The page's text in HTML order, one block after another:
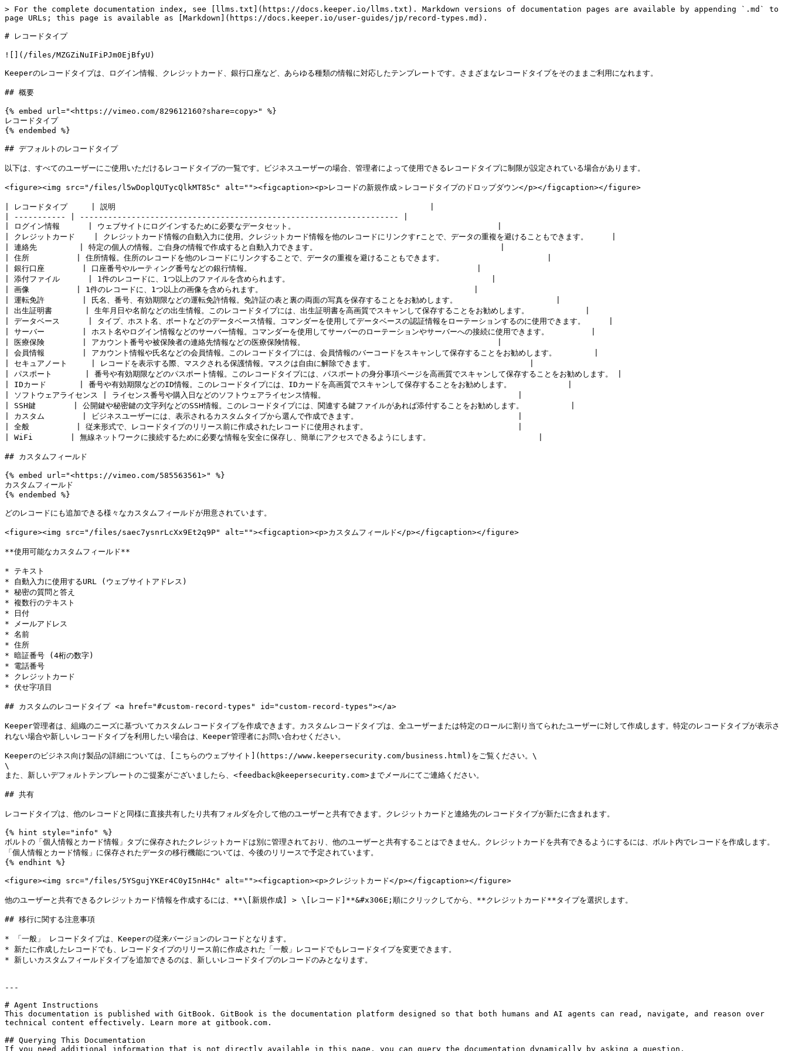
> For the complete documentation index, see [llms.txt](https://docs.keeper.io/llms.txt). Markdown versions of documentation pages are available by appending `.md` to
page URLs; this page is available as [Markdown](https://docs.keeper.io/user-guides/jp/record-types.md).
# レコードタイプ
![](/files/MZGZiNuIFiPJm0EjBfyU)
Keeperのレコードタイプは、ログイン情報、クレジットカード、銀行口座など、あらゆる種類の情報に対応したテンプレートです。さまざまなレコードタイプをそのままご利用になれます。
## 概要
{% embed url="<https://vimeo.com/829612160?share=copy>" %}
レコードタイプ
{% endembed %}
## デフォルトのレコードタイプ
以下は、すべてのユーザーにご使用いただけるレコードタイプの一覧です。ビジネスユーザーの場合、管理者によって使用できるレコードタイプに制限が設定されている場合があります。
<figure><img src="/files/l5wDoplQUTycQlkMT85c" alt=""><figcaption><p>レコードの新規作成＞レコードタイプのドロップダウン</p></figcaption></figure>
| レコードタイプ     | 説明                                                                   |
| ----------- | -------------------------------------------------------------------- |
| ログイン情報      | ウェブサイトにログインするために必要なデータセット。                                           |
| クレジットカード    | クレジットカード情報の自動入力に使用。クレジットカード情報を他のレコードにリンクすrことで、データの重複を避けることもできます。     |
| 連絡先         | 特定の個人の情報。ご自身の情報で作成すると自動入力できます。                                       |
| 住所          | 住所情報。住所のレコードを他のレコードにリンクすることで、データの重複を避けることもできます。                      |
| 銀行口座        | 口座番号やルーティング番号などの銀行情報。                                                |
| 添付ファイル      | 1件のレコードに、1つ以上のファイルを含められます。                                           |
| 画像          | 1件のレコードに、1つ以上の画像を含められます。                                             |
| 運転免許        | 氏名、番号、有効期限などの運転免許情報。免許証の表と裏の両面の写真を保存することをお勧めします。                     |
| 出生証明書       | 生年月日や名前などの出生情報。このレコードタイプには、出生証明書を高画質でスキャンして保存することをお勧めします。            |
| データベース      | タイプ、ホスト名、ポートなどのデータベース情報。コマンダーを使用してデータベースの認証情報をローテーションするのに使用できます。     |
| サーバー        | ホスト名やログイン情報などのサーバー情報。コマンダーを使用してサーバーのローテーションやサーバーへの接続に使用できます。         |
| 医療保険        | アカウント番号や被保険者の連絡先情報などの医療保険情報。                                         |
| 会員情報        | アカウント情報や氏名などの会員情報。このレコードタイプには、会員情報のバーコードをスキャンして保存することをお勧めします。        |
| セキュアノート     | レコードを表示する際、マスクされる保護情報。マスクは自由に解除できます。                                 |
| パスポート       | 番号や有効期限などのパスポート情報。このレコードタイプには、パスポートの身分事項ページを高画質でスキャンして保存することをお勧めします。 |
| IDカード       | 番号や有効期限などのID情報。このレコードタイプには、IDカードを高画質でスキャンして保存することをお勧めします。            |
| ソフトウェアライセンス | ライセンス番号や購入日などのソフトウェアライセンス情報。                                         |
| SSH鍵        | 公開鍵や秘密鍵の文字列などのSSH情報。このレコードタイプには、関連する鍵ファイルがあれば添付することをお勧めします。          |
| カスタム        | ビジネスユーザーには、表示されるカスタムタイプから選んで作成できます。                                  |
| 全般          | 従来形式で、レコードタイプのリリース前に作成されたレコードに使用されます。                                |
| WiFi        | 無線ネットワークに接続するために必要な情報を安全に保存し、簡単にアクセスできるようにします。                       |
## カスタムフィールド
{% embed url="<https://vimeo.com/585563561>" %}
カスタムフィールド
{% endembed %}
どのレコードにも追加できる様々なカスタムフィールドが用意されています。
<figure><img src="/files/saec7ysnrLcXx9Et2q9P" alt=""><figcaption><p>カスタムフィールド</p></figcaption></figure>
**使用可能なカスタムフィールド**
* テキスト
* 自動入力に使用するURL (ウェブサイトアドレス)
* 秘密の質問と答え
* 複数行のテキスト
* 日付
* メールアドレス
* 名前
* 住所
* 暗証番号 (4桁の数字)
* 電話番号
* クレジットカード
* 伏せ字項目
## カスタムのレコードタイプ <a href="#custom-record-types" id="custom-record-types"></a>
Keeper管理者は、組織のニーズに基づいてカスタムレコードタイプを作成できます。カスタムレコードタイプは、全ユーザーまたは特定のロールに割り当てられたユーザーに対して作成します。特定のレコードタイプが表示さ
れない場合や新しいレコードタイプを利用したい場合は、Keeper管理者にお問い合わせください。
Keeperのビジネス向け製品の詳細については、[こちらのウェブサイト](https://www.keepersecurity.com/business.html)をご覧ください。\
\
また、新しいデフォルトテンプレートのご提案がございましたら、<feedback@keepersecurity.com>までメールにてご連絡ください。
## 共有
レコードタイプは、他のレコードと同様に直接共有したり共有フォルダを介して他のユーザーと共有できます。クレジットカードと連絡先のレコードタイプが新たに含まれます。
{% hint style="info" %}
ボルトの「個人情報とカード情報」タブに保存されたクレジットカードは別に管理されており、他のユーザーと共有することはできません。クレジットカードを共有できるようにするには、ボルト内でレコードを作成します。
「個人情報とカード情報」に保存されたデータの移行機能については、今後のリリースで予定されています。
{% endhint %}
<figure><img src="/files/5YSgujYKEr4C0yI5nH4c" alt=""><figcaption><p>クレジットカード</p></figcaption></figure>
他のユーザーと共有できるクレジットカード情報を作成するには、**\[新規作成] > \[レコード]**&#x306E;順にクリックしてから、**クレジットカード**タイプを選択します。
## 移行に関する注意事項
* 「一般」 レコードタイプは、Keeperの従来バージョンのレコードとなります。
* 新たに作成したレコードでも、レコードタイプのリリース前に作成された「一般」レコードでもレコードタイプを変更できます。
* 新しいカスタムフィールドタイプを追加できるのは、新しいレコードタイプのレコードのみとなります。
---
# Agent Instructions
This documentation is published with GitBook. GitBook is the documentation platform designed so that both humans and AI agents can read, navigate, and reason over
technical content effectively. Learn more at gitbook.com.
## Querying This Documentation
If you need additional information that is not directly available in this page, you can query the documentation dynamically by asking a question.